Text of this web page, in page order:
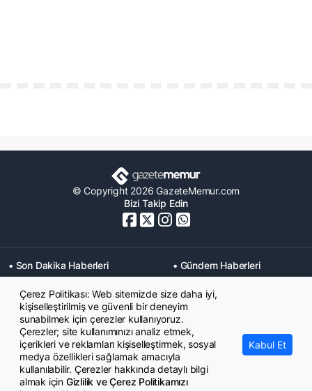
© Copyright 2026 GazeteMemur.com
Bizi Takip Edin
• Son Dakika Haberleri
• Gündem Haberleri
• Memurlar Haberleri
• KPSS Haberleri
• Ekonomi Haberleri
• Eğitim Haberleri
• Yaşam Haberleri
• Maaş Verileri Haberleri
• Mahkeme Kararları
Haberleri
Çerez Politikası: Web sitemizde size daha iyi,
kişiselleştirilmiş ve güvenli bir deneyim
sunabilmek için çerezler kullanıyoruz.
Çerezler; site kullanımınızı analiz etmek,
içerikleri ve reklamları kişiselleştirmek, sosyal
medya özellikleri sağlamak amacıyla
kullanılabilir. Çerezler hakkında detaylı bilgi
almak için Gizlilik ve Çerez Politikamızı
Kabul Et